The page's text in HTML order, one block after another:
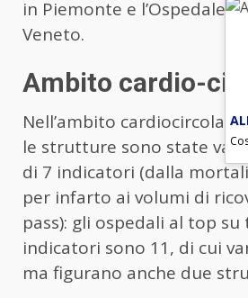
in Piemonte e l’Ospedale
Veneto.
Ambito cardio-
Nell’ambito
le strutture sono state
di 7 indicatori (dalla
per infarto ai volumi di
pass): gli ospedali al top
indicatori sono 11, di cui
ma figurano anche due